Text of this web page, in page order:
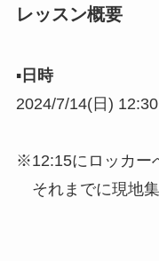
レッスン概要
▪︎日時
2024/7/14(日)
※12:15にロッカー
それまでに現地集